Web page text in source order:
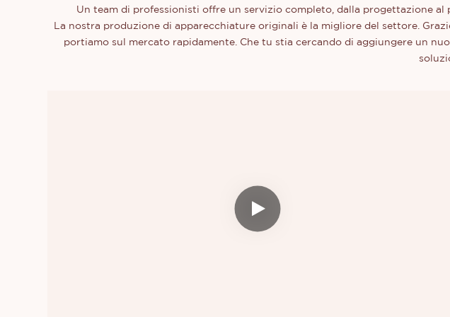
Un team di professionisti offre un servizio completo, dalla progettazione
La nostra produzione di apparecchiature originali è la migliore del settore.
portiamo sul mercato rapidamente. Che tu stia cercando di aggiungere un